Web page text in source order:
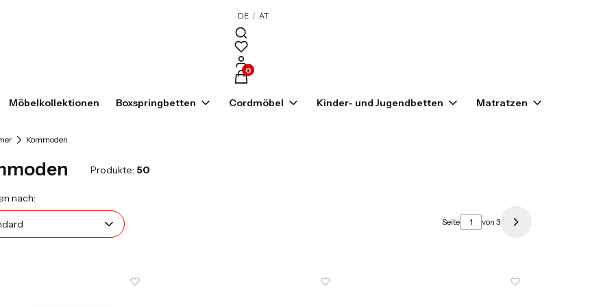
DE / AT
Produkte im Warenkorb: 0. Details anzeigen
Möbelkollektionen Boxspringbetten Cordmöbel Kinder- und Jugendbetten Matratzen
Kommoden
Produkte: 50
nach:
Seite von 3 Nächste Produkte